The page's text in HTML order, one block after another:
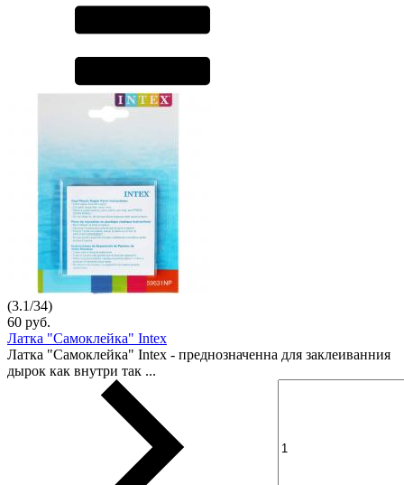
(3.1/34)
60 руб.
Латка "Самоклейка" Intex
Латка "Самоклейка" Intex - преднозначенна для заклеиванния
дырок как внутри так ...